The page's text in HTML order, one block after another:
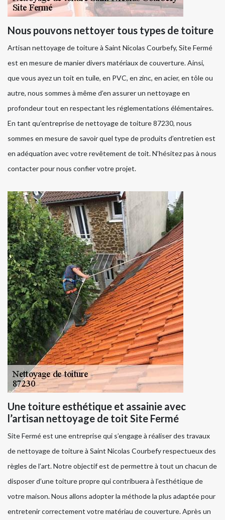
Nous pouvons nettoyer tous types de toiture
Artisan nettoyage de toiture à Saint Nicolas Courbefy, Site Fermé
est en mesure de manier divers matériaux de couverture. Ainsi,
que vous ayez un toit en tuile, en PVC, en zinc, en acier, en tôle ou
autre, nous sommes à même d’en assurer un nettoyage en
profondeur tout en respectant les réglementations élémentaires.
En tant qu’entreprise de nettoyage de toiture 87230, nous
sommes en mesure de savoir quel type de produits d’entretien est
en adéquation avec votre revêtement de toit. N’hésitez pas à nous
contacter pour nous confier votre projet.
Une toiture esthétique et assainie avec
l’artisan nettoyage de toit Site Fermé
Site Fermé est une entreprise qui s’engage à réaliser des travaux
de nettoyage de toiture à Saint Nicolas Courbefy respectueux des
règles de l’art. Notre objectif est de permettre à tout un chacun de
disposer d’une toiture propre qui contribuera à l’esthétique de
votre maison. Nous allons adopter la méthode la plus adaptée pour
entretenir correctement votre matériau de couverture. Après un